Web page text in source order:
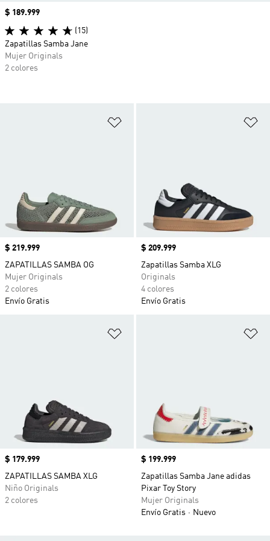
Precio
$ 219.999
ZAPATILLAS SAMBA OG
Mujer Originals
2 colores
Envío Gratis
Precio
$ 209.999
Zapatillas Samba XLG
Originals
4 colores
Envío Gratis
Precio
$ 179.999
ZAPATILLAS SAMBA XLG
Niño Originals
2 colores
Precio
$ 199.999
Zapatillas Samba Jane adidas
Pixar Toy Story
Mujer Originals
Envío Gratis
Nuevo
Precio
$ 189.999
(15)
Zapatillas Samba Jane
Mujer Originals
2 colores